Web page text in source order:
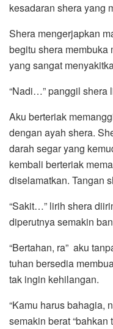
kesadaran shera yang
Shera mengerjapkan
begitu shera membuka
yang sangat
“Nadi…” panggil shera
Aku berteriak
dengan ayah shera.
darah segar yang
kembali berteriak
diselamatkan. Tangan
“Sakit…” lirih shera
diperutnya semakin
“Bertahan, ra” aku
tuhan bersedia
tak ingin kehilangan.
“Kamu harus bahagia,
semakin berat